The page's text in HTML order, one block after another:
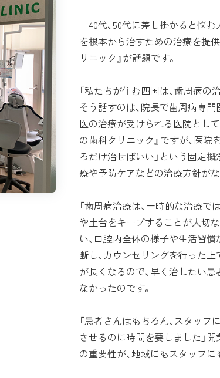
40代、50代に差し掛かると悩
を根本から治すための治療を提
リニック』が話題です。
「私たちが住む四国は、歯周病の
そう話すのは、院長で歯周病専
医の治療が受けられる医院とし
の歯科クリニック』ですが、医院
ろだけ治せばいい」という固定
療や予防ケアなどの治療方針が
「歯周病治療は、一時的な治療
や土台をキープすることが大切
い、口腔内全体の様子や生活習
断し、カウンセリングを行った
が長くなるので、早く治したい
なかったのです。
「患者さんはもちろん、スタッ
させるのに時間を要しました」
の重要性が、地域にもスタッフ